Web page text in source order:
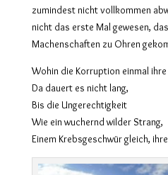
zumindest nicht vollkommen
nicht das erste Mal gewesen,
Machenschaften zu Ohren
Wohin die Korruption einmal
Da dauert es nicht lang,
Bis die Ungerechtigkeit
Wie ein wuchernd wilder Strang,
Einem Krebsgeschwür gleich,